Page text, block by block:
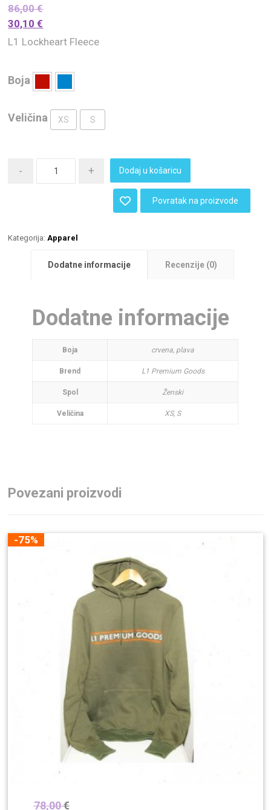
86,00€
30,10€
L1 Lockheart Fleece
Boja
Veličina XS S
- + Dodaj u košaricu
Povratak na proizvode
Kategorija: Apparel
Dodatne informacije Recenzije (0)
Dodatne informacije
Boja crvena, plava
Brend L1 Premium Goods
Spol Ženski
Veličina XS, S
Povezani proizvodi
-75%
78,00€